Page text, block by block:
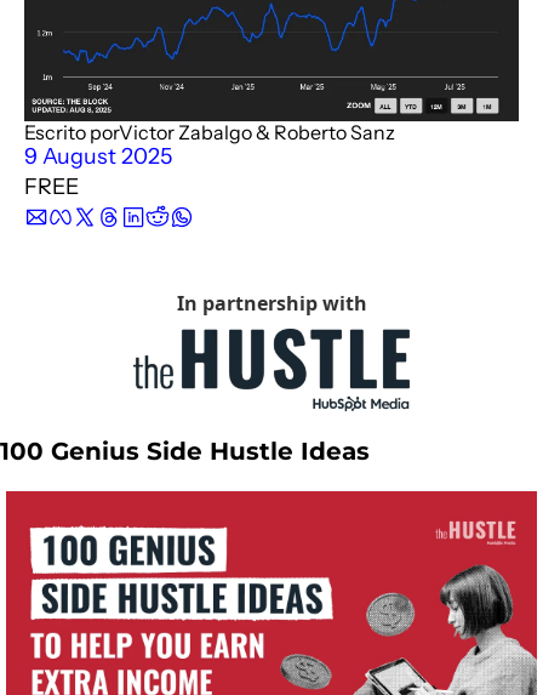
Description
Description
Escrito porVictor Zabalgo & Roberto Sanz
9 August 2025
FREE
In partnership with
100 Genius Side Hustle Ideas